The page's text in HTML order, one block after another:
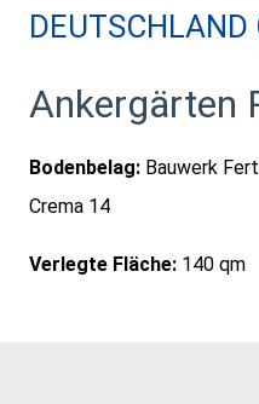
DEUTSCHLAND
Ankergärten
Bodenbelag: Bauwerk
Crema 14
Verlegte Fläche: 140 qm